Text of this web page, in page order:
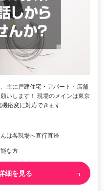
主に戸建住宅・アパート・店舗
いします！ 現場のメインは東京
機応変に対応できます…
は各現場へ直行直帰
な方
細を見る